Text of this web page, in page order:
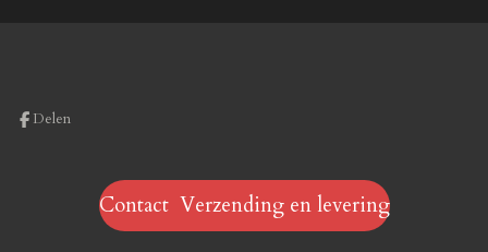
Delen
Contact Verzending en levering